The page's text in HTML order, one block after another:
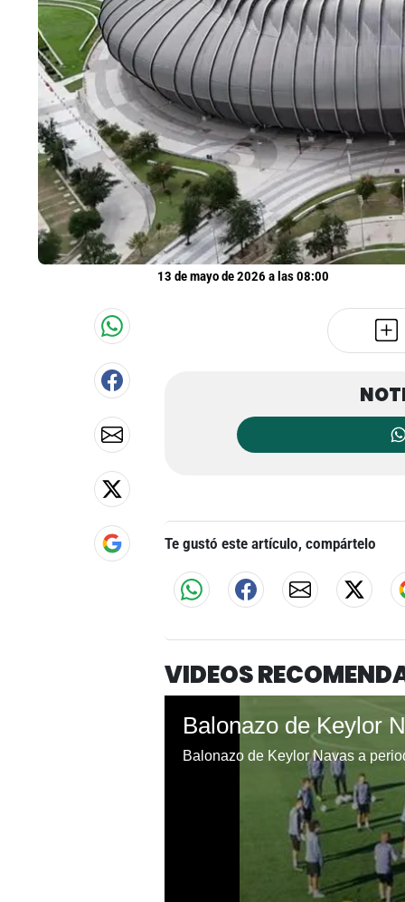
13 de mayo de 2026 a las 08:00
Te gustó este artículo, compártelo
VIDEOS
Balonazo de Keylor Navas a